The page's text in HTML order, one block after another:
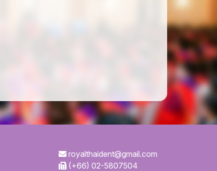
royalthaident@gmail.com
(+66) 02-5807504